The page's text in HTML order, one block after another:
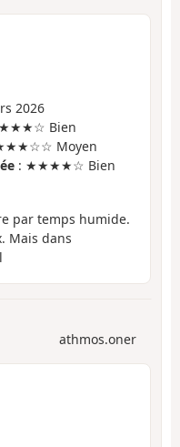
2026
Bien
Moyen
: ★★★★☆ Bien
par temps humide.
Mais dans
athmos.oner